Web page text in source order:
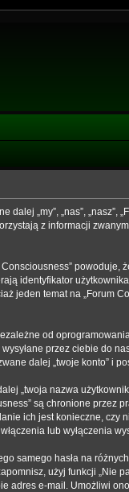
„my”, „nas”, „nasz”,
z informacji
identyfikator
jeden temat na „Forum
od
przez ciebie do
dalej „twoje konto”
„twoja nazwa
są chronione
ich jest konieczne,
lub wyłączenia
samego hasła na
użyj funkcji „Nie
adres e-mail. Umożliwi